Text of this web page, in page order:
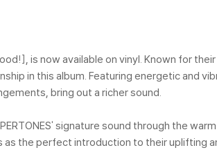
is now available on vinyl. Known for
in this album. Featuring energetic and
bring out a richer sound.
signature sound through the
the perfect introduction to their uplifting